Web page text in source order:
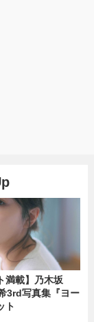
満載】乃木坂
3rd写真集『ヨー
ト